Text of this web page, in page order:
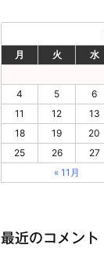
月
火 水
4
5 6
11
12 13
18
19 20
25
26 27
« 11月
最近のコメント